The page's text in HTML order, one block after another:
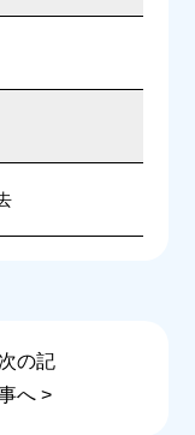
次の記
へ >